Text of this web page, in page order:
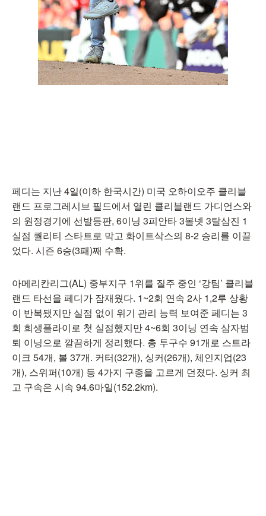
페디는 지난 4일(이하 한국시간) 미국 오하이오주 클리블
랜드 프로그레시브 필드에서 열린 클리블랜드 가디언스와
의 원정경기에 선발등판, 6이닝 3피안타 3볼넷 3탈삼진 1
실점 퀄리티 스타트로 막고 화이트삭스의 8-2 승리를 이끌
었다. 시즌 6승(3패)째 수확.
아메리칸리그(AL) 중부지구 1위를 질주 중인 ‘강팀’ 클리블
랜드 타선을 페디가 잠재웠다. 1~2회 연속 2사 1,2루 상황
이 반복됐지만 실점 없이 위기 관리 능력 보여준 페디는 3
회 희생플라이로 첫 실점했지만 4~6회 3이닝 연속 삼자범
퇴 이닝으로 깔끔하게 정리했다. 총 투구수 91개로 스트라
이크 54개, 볼 37개. 커터(32개), 싱커(26개), 체인지업(23
개), 스위퍼(10개) 등 4가지 구종을 고르게 던졌다. 싱커 최
고 구속은 시속 94.6마일(152.2km).